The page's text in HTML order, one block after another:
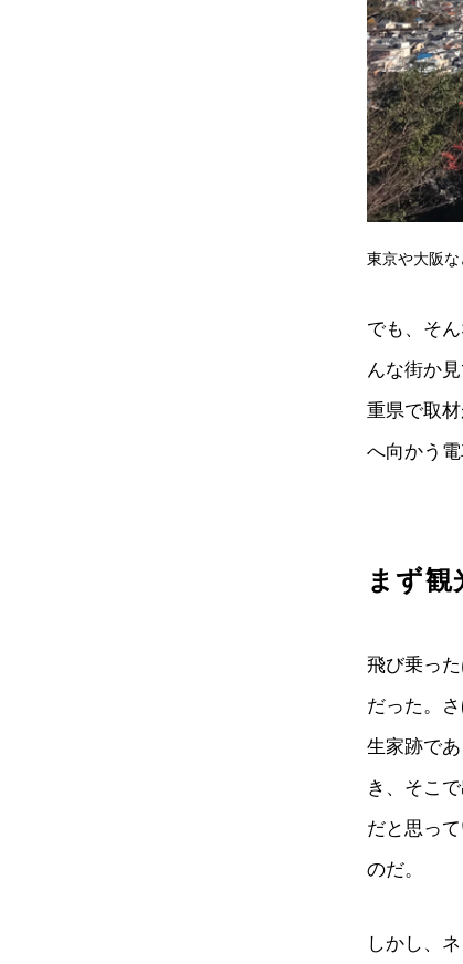
東京や大阪
でも、そ
んな街か
重県で取
へ向かう電
まず観
飛び乗っ
だった。
生家跡で
き、そこ
だと思っ
のだ。
しかし、